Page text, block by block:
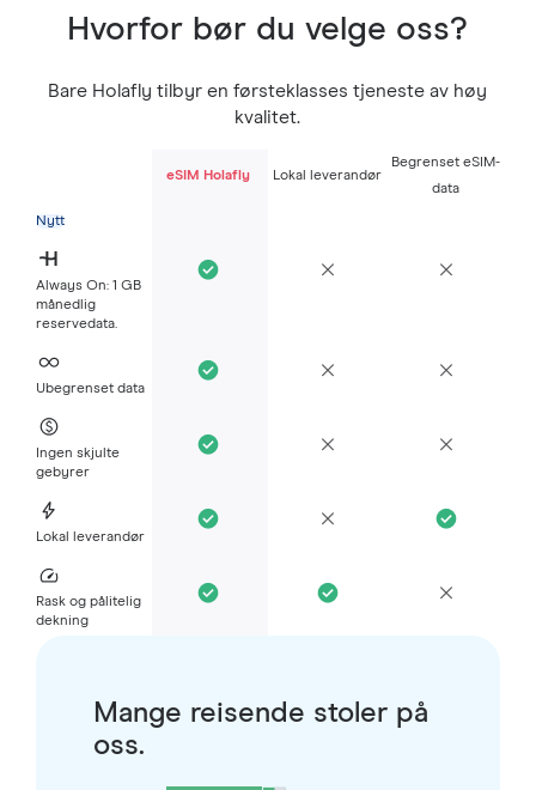
Hvorfor bør du velge oss?
Bare Holafly tilbyr en førsteklasses tjeneste av høy
kvalitet.
eSIM Holafly Lokal leverandør
Begrenset eSIM-
data
Nytt
Always On: 1 GB
månedlig
reservedata.
Ubegrenset data
Ingen skjulte
gebyrer
Lokal leverandør
Rask og pålitelig
dekning
Mange reisende stoler på
oss.